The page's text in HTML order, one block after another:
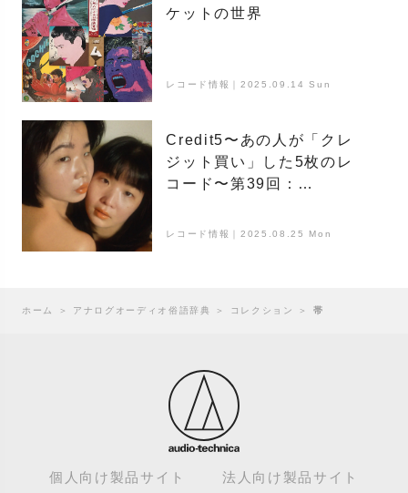
ケットの世界
レコード情報｜2025.09.14 Sun
Credit5〜あの人が「クレ
ジット買い」した5枚のレ
コード〜第39回：
レコード情報｜2025.08.25 Mon
ホーム ＞ アナログオーディオ俗語辞典 ＞ コレクション ＞ 帯
個人向け製品サイト 法人向け製品サイト